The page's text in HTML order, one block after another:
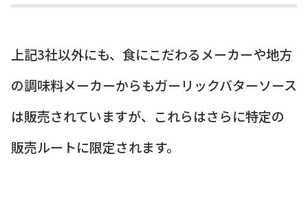
上記3社以外にも、食にこだわるメーカーや地方
の調味料メーカーからもガーリックバターソース
は販売されていますが、これらはさらに特定の
販売ルートに限定されます。